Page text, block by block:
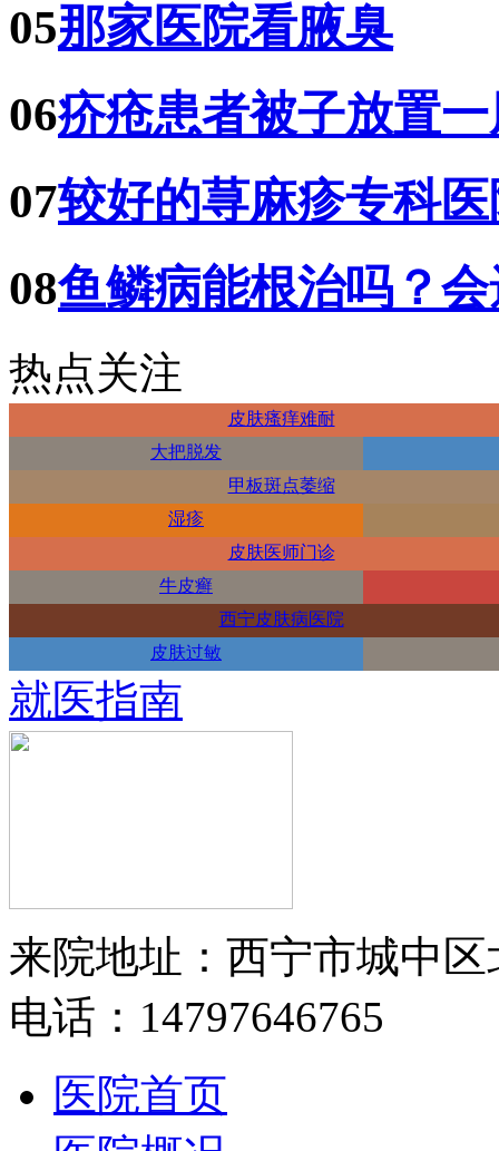
05那家医院看腋臭
06疥疮患者被子放置
07较好的荨麻疹专科
08鱼鳞病能根治吗？
热点关注
皮肤瘙痒难耐
大把脱发
甲板斑点萎缩
湿疹
皮肤医师门诊
牛皮癣
西宁皮肤病医院
皮肤过敏
就医指南
来院地址：西宁市城中区
电话：14797646765
医院首页